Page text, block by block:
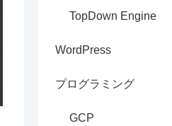
TopDown Engine
WordPress
プログラミング
GCP